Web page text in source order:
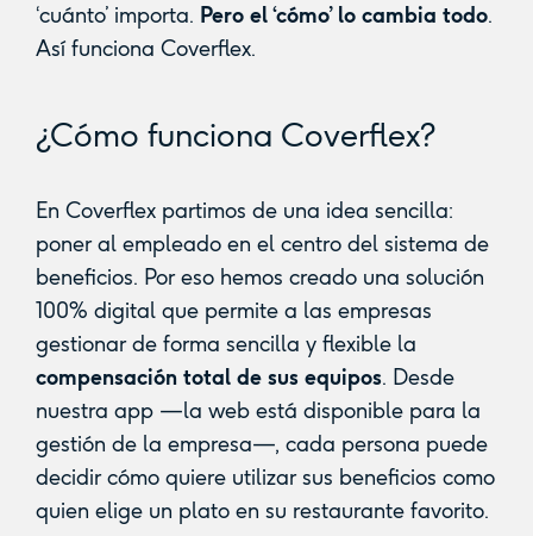
‘cuánto’ importa. Pero el ‘cómo’ lo cambia todo.
Así funciona Coverflex.
¿Cómo funciona Coverflex?
En Coverflex partimos de una idea sencilla:
poner al empleado en el centro del sistema de
beneficios. Por eso hemos creado una solución
100% digital que permite a las empresas
gestionar de forma sencilla y flexible la
compensación total de sus equipos. Desde
nuestra app —la web está disponible para la
gestión de la empresa—, cada persona puede
decidir cómo quiere utilizar sus beneficios como
quien elige un plato en su restaurante favorito.